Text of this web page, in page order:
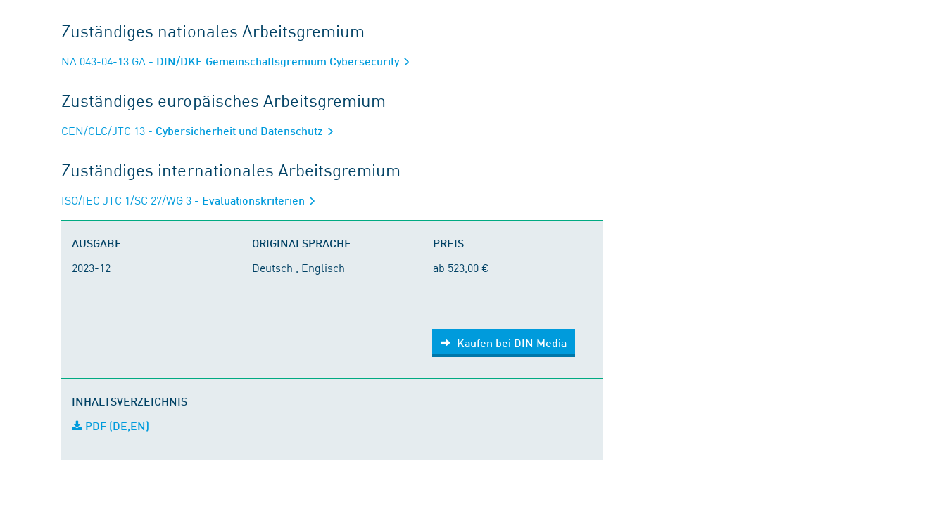
Zuständiges nationales Arbeitsgremium
NA 043-04-13 GA - DIN/DKE Gemeinschaftsgremium Cybersecurity
Zuständiges europäisches Arbeitsgremium
CEN/CLC/JTC 13 - Cybersicherheit und Datenschutz
Zuständiges internationales Arbeitsgremium
ISO/IEC JTC 1/SC 27/WG 3 - Evaluationskriterien
AUSGABE
2023-12
ORIGINALSPRACHE
Deutsch , Englisch
PREIS
ab 523,00 €
Kaufen bei DIN Media
INHALTSVERZEICHNIS
PDF (DE,EN)